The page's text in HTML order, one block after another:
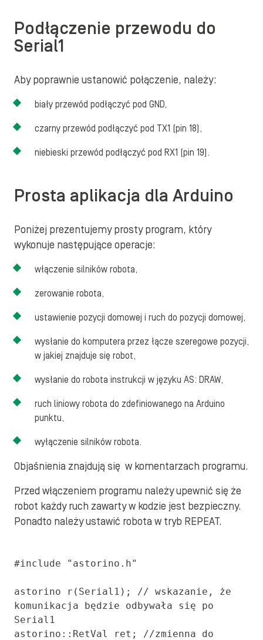
Podłączenie przewodu do
Serial1
Aby poprawnie ustanowić połączenie, należy:
biały przewód podłączyć pod GND,
czarny przewód podłączyć pod TX1 (pin 18),
niebieski przewód podłączyć pod RX1 (pin 19).
Prosta aplikacja dla Arduino
Poniżej prezentujemy prosty program, który
wykonuje następujące operacje:
włączenie silników robota,
zerowanie robota,
ustawienie pozycji domowej i ruch do pozycji domowej,
wysłanie do komputera przez łącze szeregowe pozycji,
w jakiej znajduje się robot,
wysłanie do robota instrukcji w języku AS: DRAW,
ruch liniowy robota do zdefiniowanego na Arduino
punktu,
wyłączenie silników robota.
Objaśnienia znajdują się w komentarzach programu.
Przed włączeniem programu należy upewnić się że
robot każdy ruch zawarty w kodzie jest bezpieczny.
Ponadto należy ustawić robota w tryb REPEAT.
#include "astorino.h"
astorino r(Serial1); // wskazanie, że
komunikacja będzie odbywała się po
Serial1
astorino::RetVal ret; //zmienna do